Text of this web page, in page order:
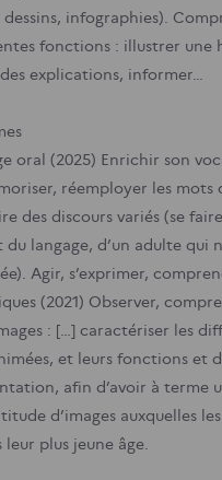
dessins, infographies).
fonctions : illustrer une
explications, informer…
oral (2025) Enrichir son
réemployer les mots
des discours variés (se
langage, d’un adulte qui
Agir, s’exprimer,
(2021) Observer,
: […] caractériser les
et leurs fonctions et
afin d’avoir à terme
d’images auxquelles
plus jeune âge.